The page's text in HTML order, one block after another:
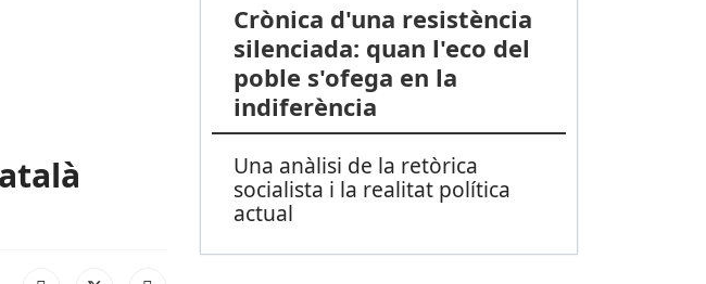
Crònica d'una resistència
silenciada: quan l'eco del
poble s'ofega en la
indiferència
Una anàlisi de la retòrica
socialista i la realitat política
actual